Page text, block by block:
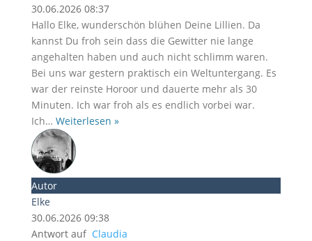
30.06.2026 08:37
Hallo Elke, wunderschön blühen Deine Lillien. Da
kannst Du froh sein dass die Gewitter nie lange
angehalten haben und auch nicht schlimm waren.
Bei uns war gestern praktisch ein Weltuntergang. Es
war der reinste Horoor und dauerte mehr als 30
Minuten. Ich war froh als es endlich vorbei war.
Ich… Weiterlesen »
Autor
Elke
30.06.2026 09:38
Antwort auf Claudia